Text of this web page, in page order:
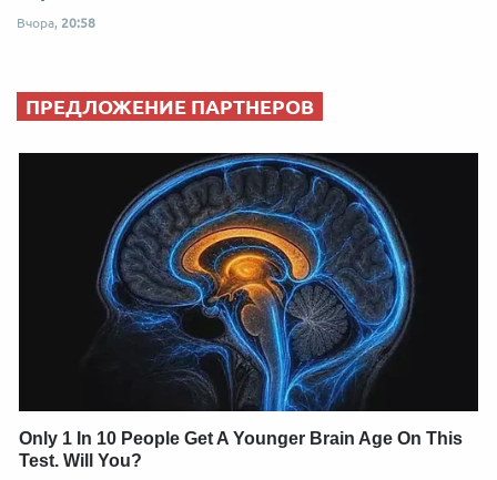
Вчора, 20:58
ПРЕДЛОЖЕНИЕ ПАРТНЕРОВ
Only 1 In 10 People Get A Younger Brain Age On This
Test. Will You?